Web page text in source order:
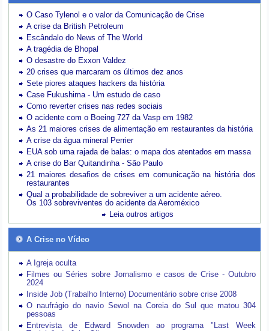
O Caso Tylenol e o valor da Comunicação de Crise
A crise da British Petroleum
Escândalo do News of The World
A tragédia de Bhopal
O desastre do Exxon Valdez
20 crises que marcaram os últimos dez anos
Sete piores ataques hackers da história
Case Fukushima - Um estudo de caso
Como reverter crises nas redes sociais
O acidente com o Boeing 727 da Vasp em 1982
As 21 maiores crises de alimentação em restaurantes da história
A crise da água mineral Perrier
EUA sob uma rajada de balas: o mapa dos atentados em massa
A crise do Bar Quitandinha - São Paulo
21 maiores desafios de crises em comunicação na história dos
restaurantes
Qual a probabilidade de sobreviver a um acidente aéreo.
Os 103 sobreviventes do acidente da Aeroméxico
Leia outros artigos
A Crise no Vídeo
A Igreja oculta
Filmes ou Séries sobre Jornalismo e casos de Crise - Outubro
2024
Inside Job (Trabalho Interno) Documentário sobre crise 2008
O naufrágio do navio Sewol na Coreia do Sul que matou 304
pessoas
Entrevista de Edward Snowden ao programa "Last Week